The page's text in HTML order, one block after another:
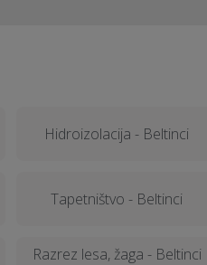
Hidroizolacija - Beltinci
Tapetništvo - Beltinci
Razrez lesa, žaga - Beltinci